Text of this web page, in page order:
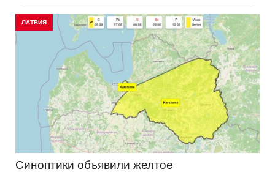
ЛАТВИЯ
Синоптики объявили желтое